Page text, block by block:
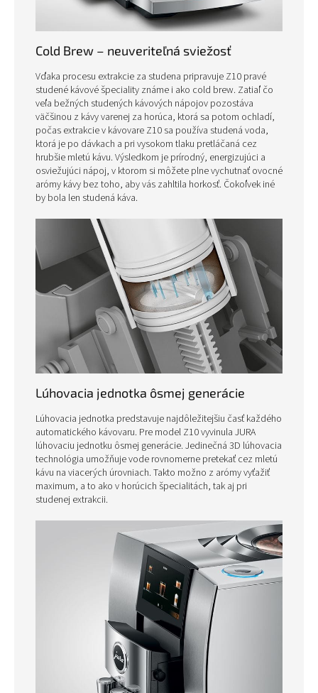
Cold Brew – neuveriteľná sviežosť
Vďaka procesu extrakcie za studena pripravuje Z10 pravé
studené kávové špeciality známe i ako cold brew. Zatiaľ čo
veľa bežných studených kávových nápojov pozostáva
väčšinou z kávy varenej za horúca, ktorá sa potom ochladí,
počas extrakcie v kávovare Z10 sa používa studená voda,
ktorá je po dávkach a pri vysokom tlaku pretláčaná cez
hrubšie mletú kávu. Výsledkom je prírodný, energizujúci a
osviežujúci nápoj, v ktorom si môžete plne vychutnať ovocné
arómy kávy bez toho, aby vás zahltila horkosť. Čokoľvek iné
by bola len studená káva.
Lúhovacia jednotka ôsmej generácie
Lúhovacia jednotka predstavuje najdôležitejšiu časť každého
automatického kávovaru. Pre model Z10 vyvinula JURA
lúhovaciu jednotku ôsmej generácie. Jedinečná 3D lúhovacia
technológia umožňuje vode rovnomerne pretekať cez mletú
kávu na viacerých úrovniach. Takto možno z arómy vyťažiť
maximum, a to ako v horúcich špecialitách, tak aj pri
studenej extrakcii.